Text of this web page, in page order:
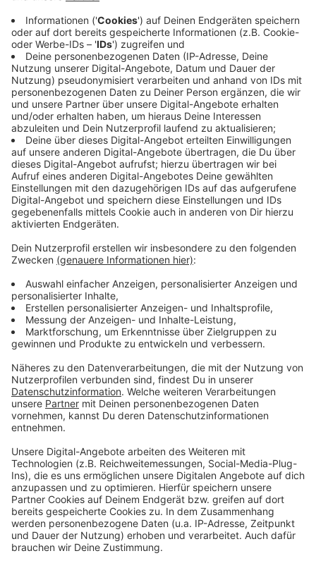
Gewinnt Karten für Mark Forster und Disney
in Concert
Anzeige
Hört an Ostern unser Programm und gewinnt alle zwei
Stunden Tickets für Mark Forster, Disney in Concert,
Ehrlich Brothers oder Paul Panzer. Oben drauf gibt es
von uns noch Tickets, die ihr nur online gewinnen
könnt. Macht mit und sichert euch mit etwas Glück
1x2 Tickets für Mark Forster am 20. Mai in Düsseldorf
oder Disney in Concert am 3. Mai in Oberhausen.
Anzeige
Die Verlosung ist zu Ende. Die Gewinner werden am
Dienstag benachrichtig. Vielen Dank fürs Mitmachen.
Anzeige
Das Harte und das Weiche: Unsere Oster-
Comedy
Was ist das Schlimmste, das einem Osterei passieren
kann? Richtig, wenn es bis zu den Sommerferien noch
nicht gefunden wurde. "Das Harte und das Weiche"
sind zwei Ostereier, die unterschiedlicher nicht sein